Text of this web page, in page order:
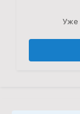
Уже